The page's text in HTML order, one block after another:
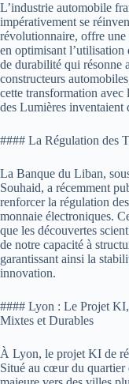
L’industrie automobile
impérativement se
révolutionnaire, offre une
en optimisant l’utilisation
de durabilité qui résonne
constructeurs
cette transformation avec
des Lumières inventaient
#### La Régulation des
La Banque du Liban,
Souhaid, a récemment
renforcer la régulation
monnaie électroniques.
que les découvertes
de notre capacité à
garantissant ainsi la
innovation.
#### Lyon : Le Projet
Mixtes et Durables
À Lyon, le projet KI de
Situé au cœur du quartier